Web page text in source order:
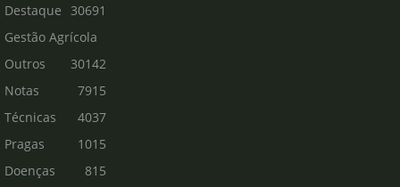
Destaque
30691
Gestão Agrícola
30142
Outros
7915
Notas
Técnicas
4037
Pragas
1015
Doenças
815